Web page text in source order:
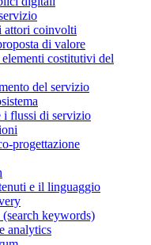
attori coinvolti
di valore
costitutivi del
del servizio
i flussi di servizio
progettazione
e il linguaggio
keywords)
analytics